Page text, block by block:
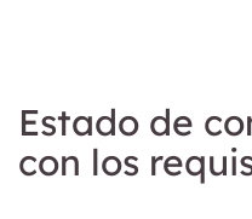
Estado de
con los